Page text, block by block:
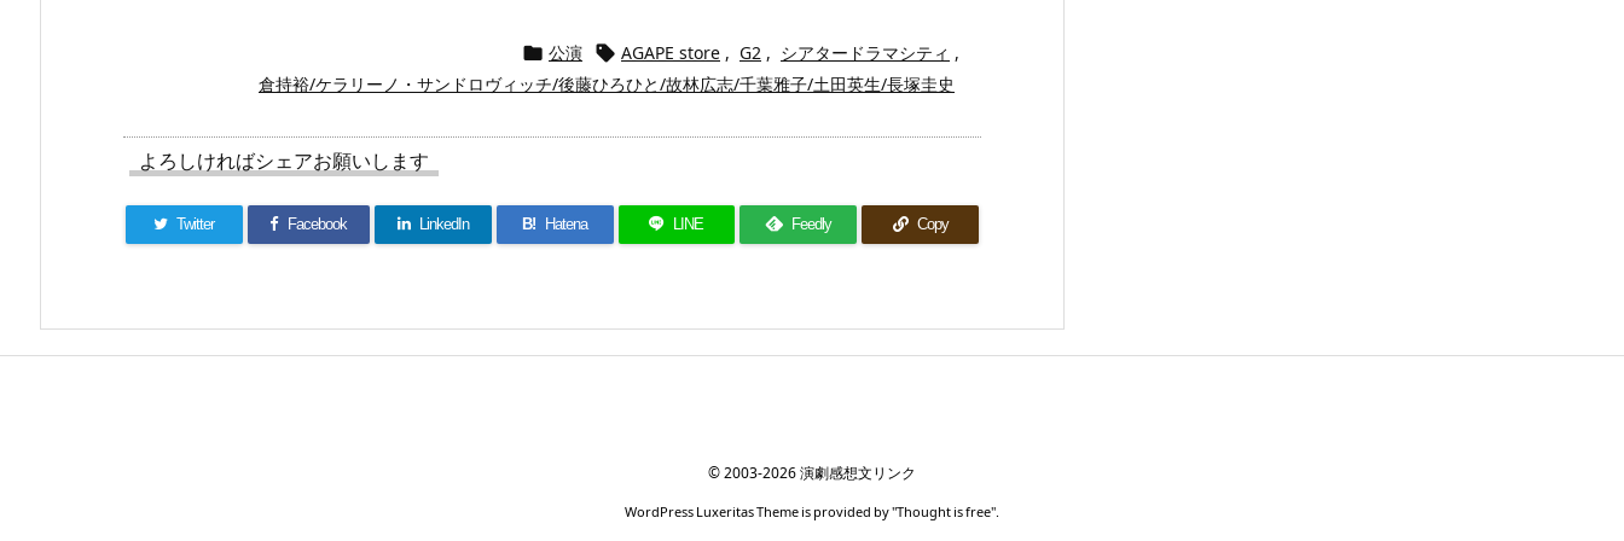
 公演  AGAPE store , G2 , シアタードラマシティ ,
倉持裕/ケラリーノ・サンドロヴィッチ/後藤ひろひと/故林広志/千葉雅子/土田英生/長塚圭史
よろしければシェアお願いします
Twitter Facebook LinkedIn B! Hatena LINE Feedly Copy
©2003-2026演劇感想文リンク
WordPress Luxeritas Theme is provided by "Thought is free".